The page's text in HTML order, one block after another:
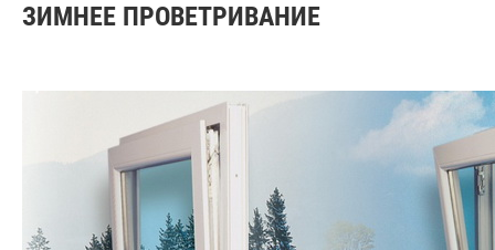
ЗИМНЕЕ ПРОВЕТРИВАНИЕ